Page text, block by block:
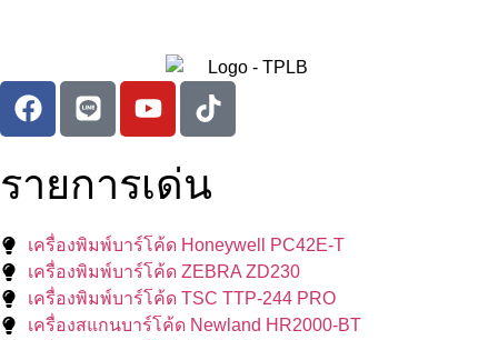
รายการเด่น
เครื่องพิมพ์บาร์โค้ด Honeywell PC42E-T
เครื่องพิมพ์บาร์โค้ด ZEBRA ZD230
เครื่องพิมพ์บาร์โค้ด TSC TTP-244 PRO
เครื่องสแกนบาร์โค้ด Newland HR2000-BT